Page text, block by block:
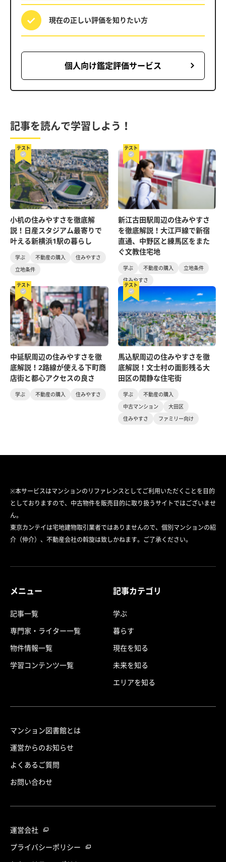
現在の正しい評価を知りたい方
個人向け鑑定評価サービス
記事を読んで学習しよう！
テスト
小机の住みやすさを徹底解
説！日産スタジアム最寄りで
叶える新横浜1駅の暮らし
学ぶ 不動産の購入
住みやすさ
立地条件
テスト
新江古田駅周辺の住みやすさ
を徹底解説！大江戸線で新宿
直通、中野区と練馬区をまた
ぐ文教住宅地
学ぶ 不動産の購入
立地条件
住みやすさ
テスト
中延駅周辺の住みやすさを徹
底解説！2路線が使える下町商
店街と都心アクセスの良さ
学ぶ 不動産の購入 住みやすさ
テスト
馬込駅周辺の住みやすさを徹
底解説！文士村の面影残る大
田区の閑静な住宅街
学ぶ
不動産の購入
中古マンション
大田区
住みやすさ
ファミリー向け
※本サービスはマンションのリファレンスとしてご利用いただくことを目的
としておりますので、中古物件を販売目的に取り扱うサイトではございませ
ん。
東京カンテイは宅地建物取引業者ではありませんので、個別マンションの紹
介（仲介）、不動産会社の斡旋は致しかねます。ご了承ください。
メニュー
記事一覧
専門家・ライター一覧
物件情報一覧
学習コンテンツ一覧
記事カテゴリ
学ぶ
暮らす
現在を知る
未来を知る
エリアを知る
マンション図書館とは
運営からのお知らせ
よくあるご質問
お問い合わせ
運営会社
プライバシーポリシー